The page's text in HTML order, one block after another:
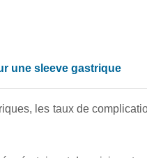
une sleeve gastrique
les taux de